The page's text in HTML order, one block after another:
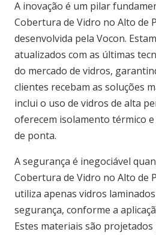
A inovação é um pilar
Cobertura de Vidro no Alto de
desenvolvida pela Vocon.
atualizados com as últimas
do mercado de vidros,
clientes recebam as soluções
inclui o uso de vidros de alta
oferecem isolamento térmico
de ponta.
A segurança é inegociável
Cobertura de Vidro no Alto de
utiliza apenas vidros
segurança, conforme a
Estes materiais são